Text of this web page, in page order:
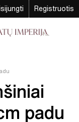
Registruotis
padu